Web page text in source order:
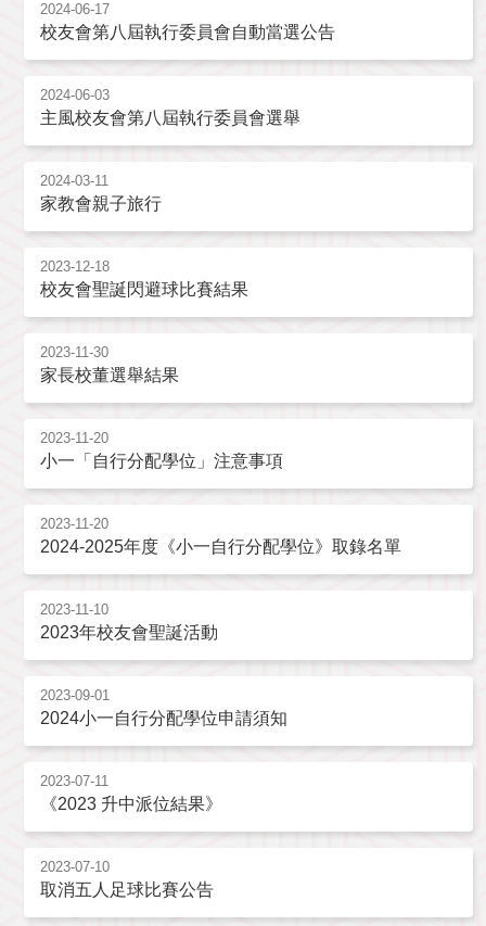
2024-06-17
校友會第八屆執行委員會自動當選公告
2024-06-03
主風校友會第八屆執行委員會選舉
2024-03-11
家教會親子旅行
2023-12-18
校友會聖誕閃避球比賽結果
2023-11-30
家長校董選舉結果
2023-11-20
小一「自行分配學位」注意事項
2023-11-20
2024-2025年度《小一自行分配學位》取錄名單
2023-11-10
2023年校友會聖誕活動
2023-09-01
2024小一自行分配學位申請須知
2023-07-11
《2023 升中派位結果》
2023-07-10
取消五人足球比賽公告